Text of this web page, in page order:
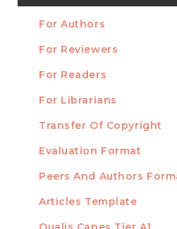
a
Submission
INFORMATION
For Authors
For Reviewers
For Readers
For Librarians
TEMPLATES
Transfer Of Copyright
Evaluation Format
Peers And Authors
Articles Template